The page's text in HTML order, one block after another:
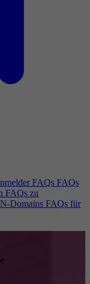
FAQs FAQs
FAQs zu
Domains FAQs für